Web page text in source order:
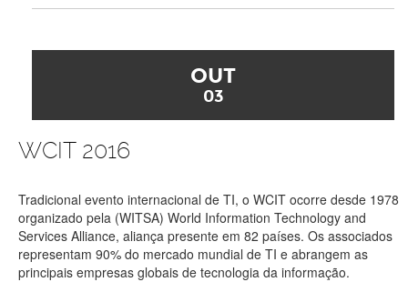
OUT
03
WCIT 2016
Tradicional evento internacional de TI, o WCIT ocorre desde 1978
organizado pela (WITSA) World Information Technology and
Services Alliance, aliança presente em 82 países. Os associados
representam 90% do mercado mundial de TI e abrangem as
principais empresas globais de tecnologia da informação.